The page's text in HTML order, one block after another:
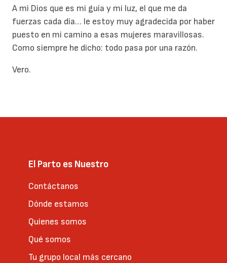
A mi Dios que es mi guía y mi luz, el que me da
fuerzas cada día… le estoy muy agradecida por haber
puesto en mi camino a esas mujeres maravillosas.
Como siempre he dicho: todo pasa por una razón.
Vero.
El Parto es Nuestro
Contáctanos
Dónde estamos
Quienes somos
Qué somos
Tu grupo local más cercano